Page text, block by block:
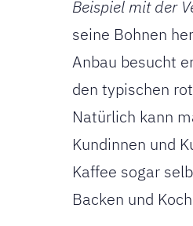
Beispiel mit der
seine Bohnen
Anbau besucht
den typischen
Natürlich kann
Kundinnen und
Kaffee sogar
Backen und